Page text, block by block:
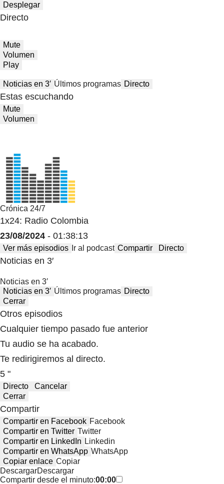
Desplegar
Directo
Mute
Volumen
Play
Noticias en 3′ Últimos programas Directo
Estas escuchando
Mute
Volumen
Crónica 24/7
1x24: Radio Colombia
23/08/2024 - 01:38:13
Ver más episodios Ir al podcast Compartir Directo
Noticias en 3′
Noticias en 3′
Noticias en 3′ Últimos programas Directo
Cerrar
Otros episodios
Cualquier tiempo pasado fue anterior
Tu audio se ha acabado.
Te redirigiremos al directo.
5 "
Directo
Cancelar
Cerrar
Compartir
Compartir en Facebook Facebook
Compartir en Twitter Twitter
Compartir en LinkedIn Linkedin
Compartir en WhatsApp WhatsApp
Copiar enlace Copiar
DescargarDescargar
Compartir desde el minuto:00:00